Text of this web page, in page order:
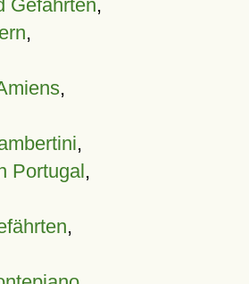
Gefährten,
,
,
,
Portugal,
,